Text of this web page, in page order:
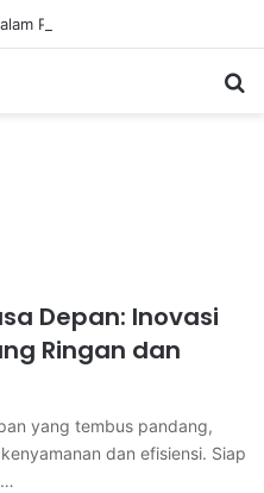
Depan: Inovasi
Ringan dan
yang tembus pandang,
dan efisiensi. Siap